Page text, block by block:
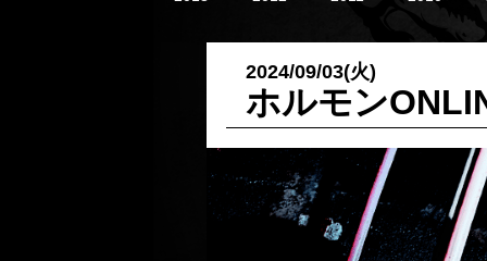
2024/09/03(火)
ホルモン